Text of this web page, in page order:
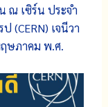
ณ เซิร์น ประจำ
(CERN) เจนีวา
ษภาคม พ.ศ.